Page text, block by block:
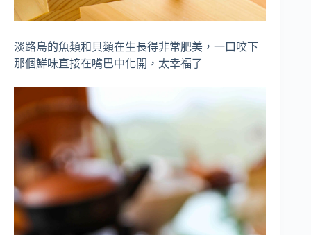
淡路島的魚類和貝類在生長得非常肥美，一口咬下
那個鮮味直接在嘴巴中化開，太幸福了